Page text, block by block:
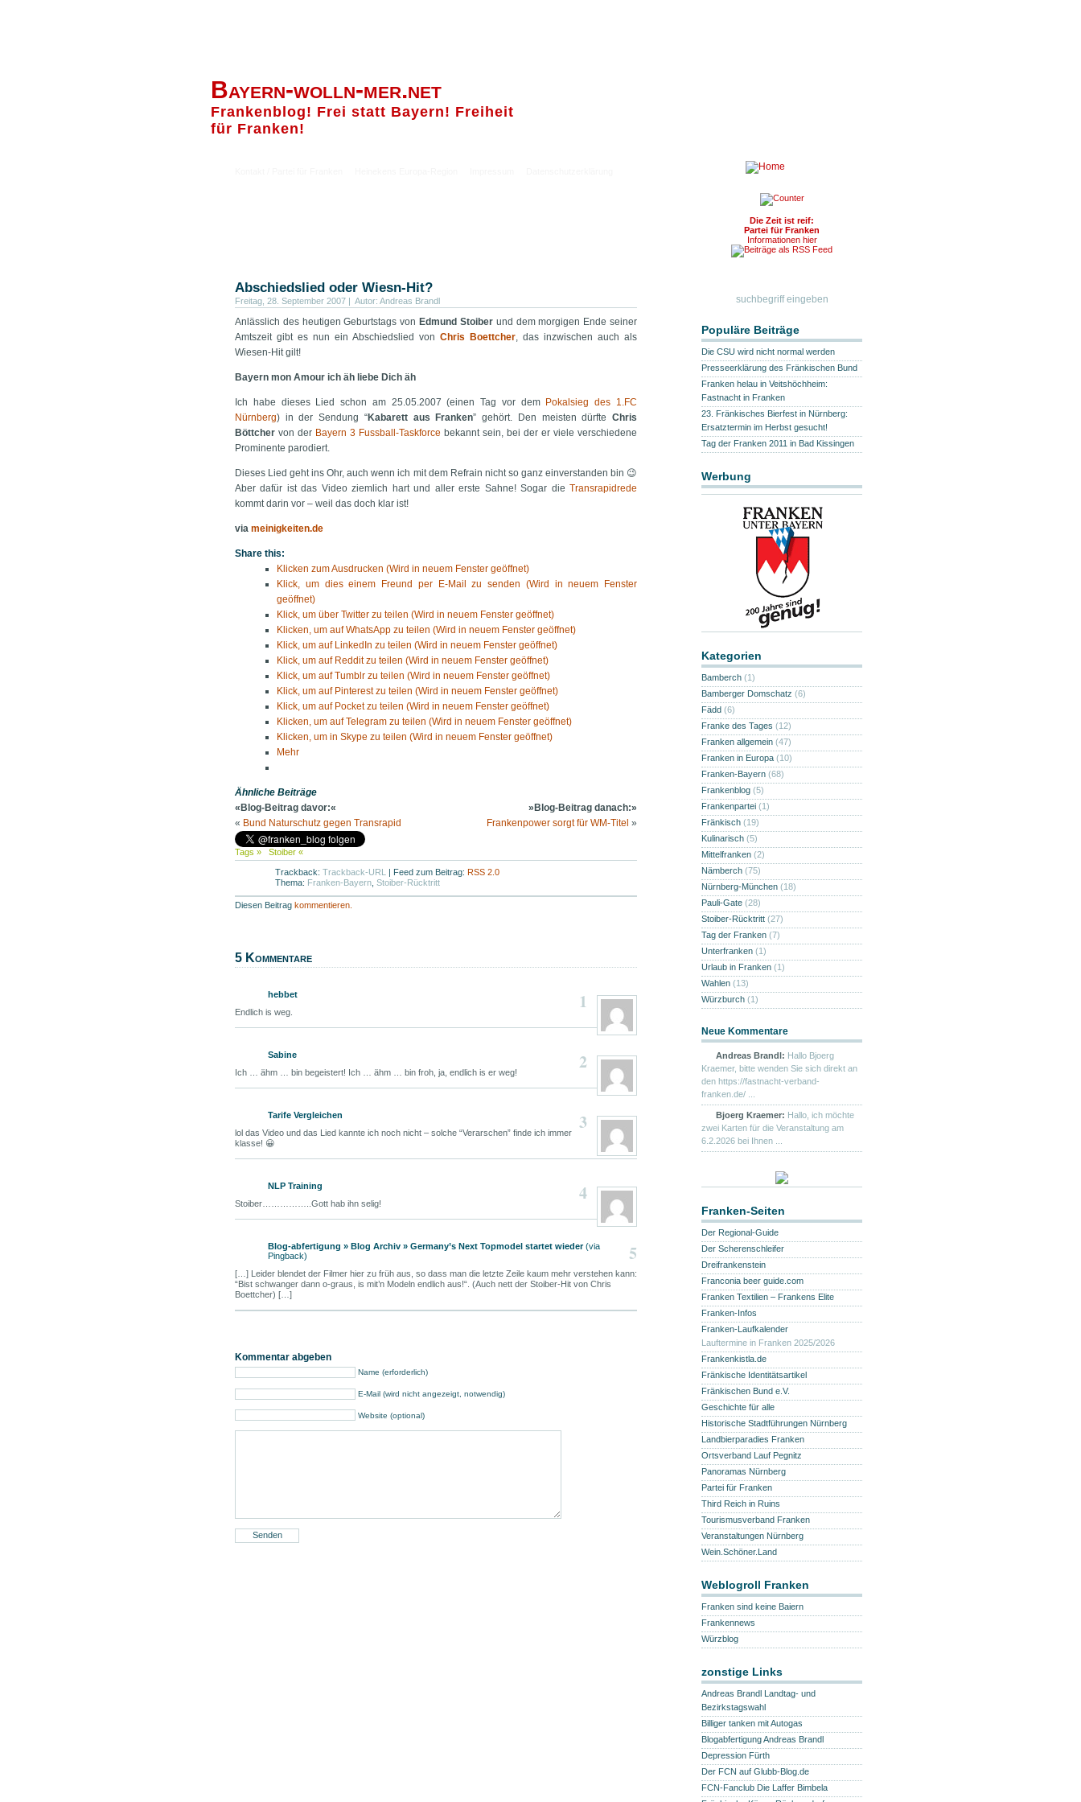
Bayern-wolln-mer.net
Frankenblog! Frei statt Bayern! Freiheit
für Franken!
Abschiedslied oder Wiesn-Hit?
Freitag, 28. September 2007 | Autor: Andreas Brandl
Anlässlich des heutigen Geburtstags von Edmund Stoiberund dem morgigen Ende seiner
Amtszeit gibt es nun ein Abschiedslied von Chris Boettcher, das inzwischen auch als
Wiesen-Hit gilt!
Bayern mon Amour ich äh liebe Dich äh
Ich habe dieses Lied schon am 25.05.2007 (einen Tag vor dem Pokalsieg des 1.FC
Nürnberg) in der Sendung “Kabarett aus Franken” gehört. Den meisten dürfteChris
Böttcher von der Bayern 3 Fussball-Taskforce bekannt sein, bei der er viele verschiedene
Prominente parodiert.
Dieses Lied geht ins Ohr, auch wenn ich mit dem Refrain nicht so ganz einverstanden bin 😉
Aber dafür ist das Video ziemlich hart und aller erste Sahne! Sogar die Transrapidrede
kommt darin vor – weil das doch klar ist!
via meinigkeiten.de
Share this:
Klicken zum Ausdrucken (Wird in neuem Fenster geöffnet)
Klick, um dies einem Freund per E-Mail zu senden (Wird in neuem Fenster
geöffnet)
Klick, um über Twitter zu teilen (Wird in neuem Fenster geöffnet)
Klicken, um auf WhatsApp zu teilen (Wird in neuem Fenster geöffnet)
Klick, um auf LinkedIn zu teilen (Wird in neuem Fenster geöffnet)
Klick, um auf Reddit zu teilen (Wird in neuem Fenster geöffnet)
Klick, um auf Tumblr zu teilen (Wird in neuem Fenster geöffnet)
Klick, um auf Pinterest zu teilen (Wird in neuem Fenster geöffnet)
Klick, um auf Pocket zu teilen (Wird in neuem Fenster geöffnet)
Klicken, um auf Telegram zu teilen (Wird in neuem Fenster geöffnet)
Klicken, um in Skype zu teilen (Wird in neuem Fenster geöffnet)
Mehr
Ähnliche Beiträge
«Blog-Beitrag davor:«
« Bund Naturschutz gegen Transrapid
»Blog-Beitrag danach:»
Frankenpower sorgt für WM-Titel »
Tags » Stoiber «
Trackback: Trackback-URL | Feed zum Beitrag: RSS 2.0
Thema: Franken-Bayern Stoiber-Rücktritt
Diesen Beitrag kommentieren.
5 Kommentare
1
hebbet
Endlich is weg.
2
Sabine
Ich … ähm … bin begeistert! Ich … ähm … bin froh, ja, endlich is er weg!
3
Tarife Vergleichen
lol das Video und das Lied kannte ich noch nicht – solche “Verarschen” finde ich immer
klasse! 😀
4
NLP Training
Stoiber……………..Gott hab ihn selig!
5
Blog-abfertigung » Blog Archiv » Germany’s Next Topmodel startet wieder(via
Pingback)
[…] Leider blendet der Filmer hier zu früh aus, so dass man die letzte Zeile kaum mehr verstehen kann:
“Bist schwanger dann o-graus, is mit’n Modeln endlich aus!“. (Auch nett der Stoiber-Hit von Chris
Boettcher) […]
Kommentar abgeben
Name (erforderlich)
E-Mail (wird nicht angezeigt, notwendig)
Website (optional)
Die Zeit ist reif:
Partei für Franken
Informationen hier
Populäre Beiträge
Die CSU wird nicht normal werden
Presseerklärung des Fränkischen Bund
Franken helau in Veitshöchheim:
Fastnacht in Franken
23. Fränkisches Bierfest in Nürnberg:
Ersatztermin im Herbst gesucht!
Tag der Franken 2011 in Bad Kissingen
Werbung
Kategorien
Bamberch (1)
Bamberger Domschatz (6)
Fädd (6)
Franke des Tages (12)
Franken allgemein (47)
Franken in Europa (10)
Franken-Bayern (68)
Frankenblog (5)
Frankenpartei (1)
Fränkisch (19)
Kulinarisch (5)
Mittelfranken (2)
Nämberch (75)
Nürnberg-München (18)
Pauli-Gate (28)
Stoiber-Rücktritt (27)
Tag der Franken (7)
Unterfranken (1)
Urlaub in Franken (1)
Wahlen (13)
Würzburch (1)
Neue Kommentare
Andreas Brandl: Hallo Bjoerg
Kraemer, bitte wenden Sie sich direkt an
den https://fastnacht-verband-
franken.de/ ...
Bjoerg Kraemer: Hallo, ich möchte
zwei Karten für die Veranstaltung am
6.2.2026 bei Ihnen ...
Franken-Seiten
Der Regional-Guide
Der Scherenschleifer
Dreifrankenstein
Franconia beer guide.com
Franken Textilien – Frankens Elite
Franken-Infos
Franken-Laufkalender
Lauftermine in Franken 2025/2026
Frankenkistla.de
Fränkische Identitätsartikel
Fränkischen Bund e.V.
Geschichte für alle
Historische Stadtführungen Nürnberg
Landbierparadies Franken
Ortsverband Lauf Pegnitz
Panoramas Nürnberg
Partei für Franken
Third Reich in Ruins
Tourismusverband Franken
Veranstaltungen Nürnberg
Wein.Schöner.Land
Weblogroll Franken
Franken sind keine Baiern
Frankennews
Würzblog
zonstige Links
Andreas Brandl Landtag- und
Bezirkstagswahl
Billiger tanken mit Autogas
Blogabfertigung Andreas Brandl
Depression Fürth
Der FCN auf Glubb-Blog.de
FCN-Fanclub Die Laffer Bimbela